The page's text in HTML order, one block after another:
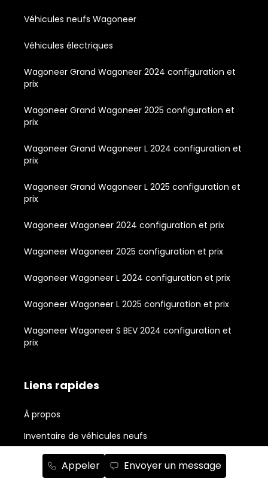
Appeler Envoyer un message
Véhicules neufs Wagoneer
Véhicules électriques
Wagoneer Grand Wagoneer 2024 configuration et
prix
Wagoneer Grand Wagoneer 2025 configuration et
prix
Wagoneer Grand Wagoneer L 2024 configuration et
prix
Wagoneer Grand Wagoneer L 2025 configuration et
prix
Wagoneer Wagoneer 2024 configuration et prix
Wagoneer Wagoneer 2025 configuration et prix
Wagoneer Wagoneer L 2024 configuration et prix
Wagoneer Wagoneer L 2025 configuration et prix
Wagoneer Wagoneer S BEV 2024 configuration et
prix
Liens rapides
À propos
Inventaire de véhicules neufs
Inventaire de véhicules usagés
Outils d'achat